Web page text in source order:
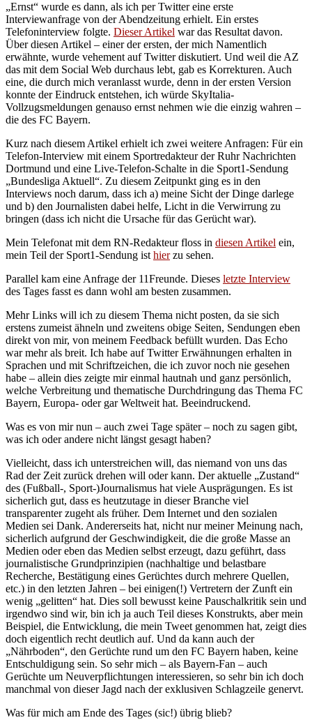
„Ernst“ wurde es dann, als ich per Twitter eine erste
Interviewanfrage von der Abendzeitung erhielt. Ein erstes
Telefoninterview folgte. Dieser Artikel war das Resultat davon.
Über diesen Artikel – einer der ersten, der mich Namentlich
erwähnte, wurde vehement auf Twitter diskutiert. Und weil die AZ
das mit dem Social Web durchaus lebt, gab es Korrekturen. Auch
eine, die durch mich veranlasst wurde, denn in der ersten Version
konnte der Eindruck entstehen, ich würde SkyItalia-
Vollzugsmeldungen genauso ernst nehmen wie die einzig wahren –
die des FC Bayern.
Kurz nach diesem Artikel erhielt ich zwei weitere Anfragen: Für ein
Telefon-Interview mit einem Sportredakteur der Ruhr Nachrichten
Dortmund und eine Live-Telefon-Schalte in die Sport1-Sendung
„Bundesliga Aktuell“. Zu diesem Zeitpunkt ging es in den
Interviews noch darum, dass ich a) meine Sicht der Dinge darlege
und b) den Journalisten dabei helfe, Licht in die Verwirrung zu
bringen (dass ich nicht die Ursache für das Gerücht war).
Mein Telefonat mit dem RN-Redakteur floss in diesen Artikel ein,
mein Teil der Sport1-Sendung isthierzu sehen.
Parallel kam eine Anfrage der 11Freunde. Dieses letzte Interview
des Tages fasst es dann wohl am besten zusammen.
Mehr Links will ich zu diesem Thema nicht posten, da sie sich
erstens zumeist ähneln und zweitens obige Seiten, Sendungen eben
direkt von mir, von meinem Feedback befüllt wurden. Das Echo
war mehr als breit. Ich habe auf Twitter Erwähnungen erhalten in
Sprachen und mit Schriftzeichen, die ich zuvor noch nie gesehen
habe – allein dies zeigte mir einmal hautnah und ganz persönlich,
welche Verbreitung und thematische Durchdringung das Thema FC
Bayern, Europa- oder gar Weltweit hat. Beeindruckend.
Was es von mir nun – auch zwei Tage später – noch zu sagen gibt,
was ich oder andere nicht längst gesagt haben?
Vielleicht, dass ich unterstreichen will, das niemand von uns das
Rad der Zeit zurück drehen will oder kann. Der aktuelle „Zustand“
des (Fußball-, Sport-)Journalismus hat viele Ausprägungen. Es ist
sicherlich gut, dass es heutzutage in dieser Branche viel
transparenter zugeht als früher. Dem Internet und den sozialen
Medien sei Dank. Andererseits hat, nicht nur meiner Meinung nach,
sicherlich aufgrund der Geschwindigkeit, die die große Masse an
Medien oder eben das Medien selbst erzeugt, dazu geführt, dass
journalistische Grundprinzipien (nachhaltige und belastbare
Recherche, Bestätigung eines Gerüchtes durch mehrere Quellen,
etc.) in den letzten Jahren – bei einigen(!) Vertretern der Zunft ein
wenig „gelitten“ hat. Dies soll bewusst keine Pauschalkritik sein und
irgendwo sind wir, bin ich ja auch Teil dieses Konstrukts, aber mein
Beispiel, die Entwicklung, die mein Tweet genommen hat, zeigt dies
doch eigentlich recht deutlich auf. Und da kann auch der
„Nährboden“, den Gerüchte rund um den FC Bayern haben, keine
Entschuldigung sein. So sehr mich – als Bayern-Fan – auch
Gerüchte um Neuverpflichtungen interessieren, so sehr bin ich doch
manchmal von dieser Jagd nach der exklusiven Schlagzeile genervt.
Was für mich am Ende des Tages (sic!) übrig blieb?